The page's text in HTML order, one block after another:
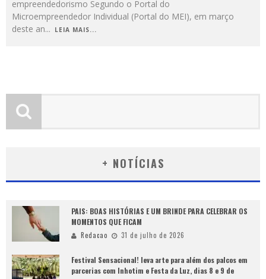
empreendedorismo Segundo o Portal do
Microempreendedor Individual (Portal do MEI), em março
deste an... LEIA MAIS...
+ NOTÍCIAS
PAIS: BOAS HISTÓRIAS E UM BRINDE PARA CELEBRAR OS
MOMENTOS QUE FICAM
Redacao 31 de julho de 2026
Festival Sensacional! leva arte para além dos palcos em
parcerias com Inhotim e Festa da Luz, dias 8 e 9 de